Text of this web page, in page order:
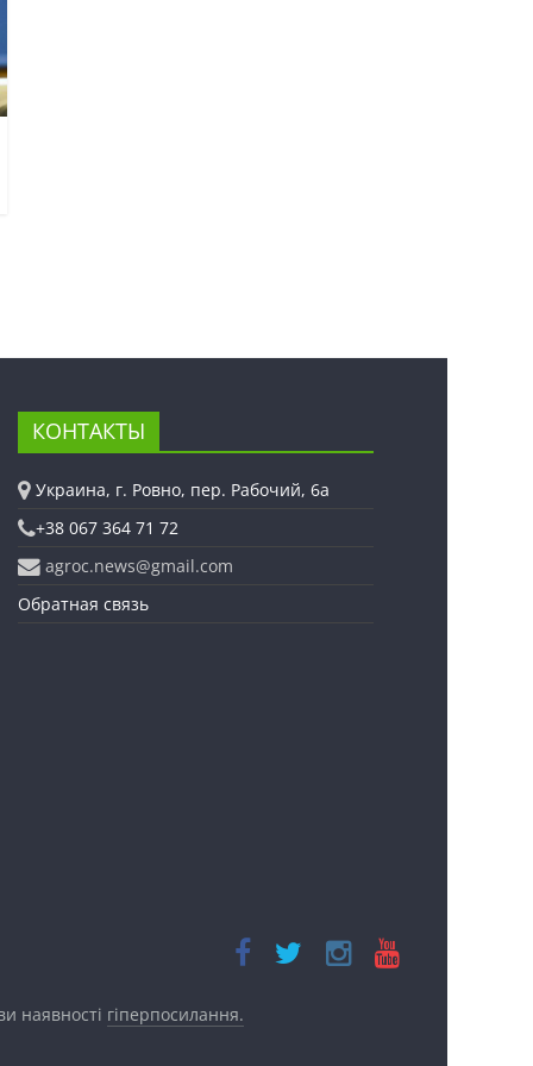
КОНТАКТЫ
Украина, г. Ровно, пер. Рабочий, 6а
+38 067 364 71 72
agroc.news@gmail.com
Обратная связь
наявності гіперпосилання.